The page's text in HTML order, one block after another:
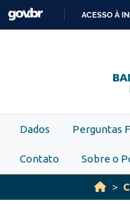
Skip to main content
ACESSO À
Dados Perguntas
Contato Sobre o